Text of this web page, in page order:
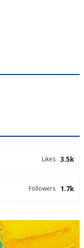
3.5k
Likes
1.7k
Followers